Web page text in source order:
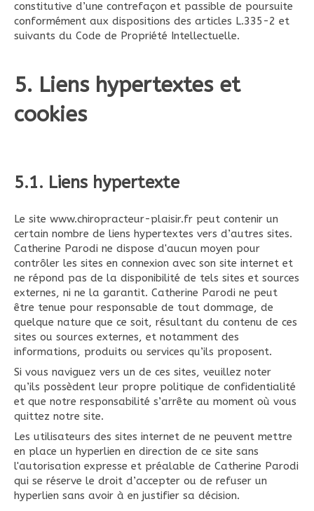
constitutive d’une contrefaçon et passible de poursuite
conformément aux dispositions des articles L.335-2 et
suivants du Code de Propriété Intellectuelle.
5. Liens hypertextes et
cookies
5.1. Liens hypertexte
Le site www.chiropracteur-plaisir.fr peut contenir un
certain nombre de liens hypertextes vers d’autres sites.
Catherine Parodi ne dispose d'aucun moyen pour
contrôler les sites en connexion avec son site internet et
ne répond pas de la disponibilité de tels sites et sources
externes, ni ne la garantit. Catherine Parodi ne peut
être tenue pour responsable de tout dommage, de
quelque nature que ce soit, résultant du contenu de ces
sites ou sources externes, et notamment des
informations, produits ou services qu’ils proposent.
Si vous naviguez vers un de ces sites, veuillez noter
qu’ils possèdent leur propre politique de confidentialité
et que notre responsabilité s’arrête au moment où vous
quittez notre site.
Les utilisateurs des sites internet de ne peuvent mettre
en place un hyperlien en direction de ce site sans
l'autorisation expresse et préalable de Catherine Parodi
qui se réserve le droit d’accepter ou de refuser un
hyperlien sans avoir à en justifier sa décision.